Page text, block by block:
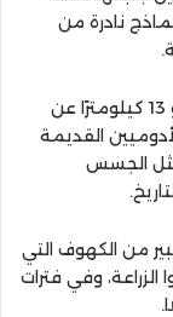
نادرة من
وتقع قلعة السلع على ربوة مرتفعة تبعد نحو 13 كيلومترًا عن
القديمة
الجسس
ماء، وعدد كبير من الكهوف التي
وفي فترات